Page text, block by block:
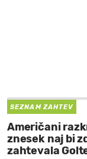
SEZNAM ZAHTEV
Američani
znesek naj bi
zahtevala